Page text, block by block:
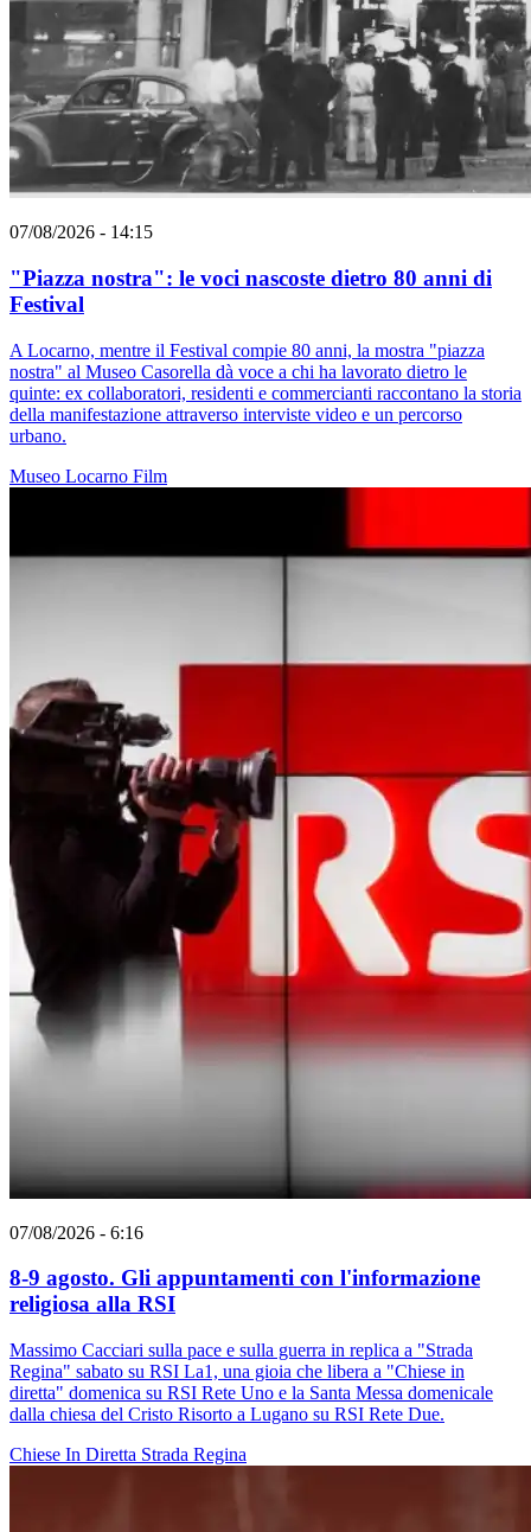
07/08/2026 - 14:15
"Piazza nostra": le voci nascoste dietro 80 anni di
Festival
A Locarno, mentre il Festival compie 80 anni, la mostra "piazza
nostra" al Museo Casorella dà voce a chi ha lavorato dietro le
quinte: ex collaboratori, residenti e commercianti raccontano la storia
della manifestazione attraverso interviste video e un percorso
urbano.
Museo Locarno Film
07/08/2026 - 6:16
8-9 agosto. Gli appuntamenti con l'informazione
religiosa alla RSI
Massimo Cacciari sulla pace e sulla guerra in replica a "Strada
Regina" sabato su RSI La1, una gioia che libera a "Chiese in
diretta" domenica su RSI Rete Uno e la Santa Messa domenicale
dalla chiesa del Cristo Risorto a Lugano su RSI Rete Due.
Chiese In Diretta Strada Regina